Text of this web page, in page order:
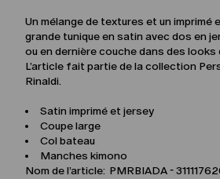
Un mélange de textures et un
grande tunique en satin avec dos en
ou en dernière couche dans des
L’article fait partie de la collection
Rinaldi.
Satin imprimé et jersey
Coupe large
Col bateau
Manches kimono
Nom de l’article: PMRBIADA -